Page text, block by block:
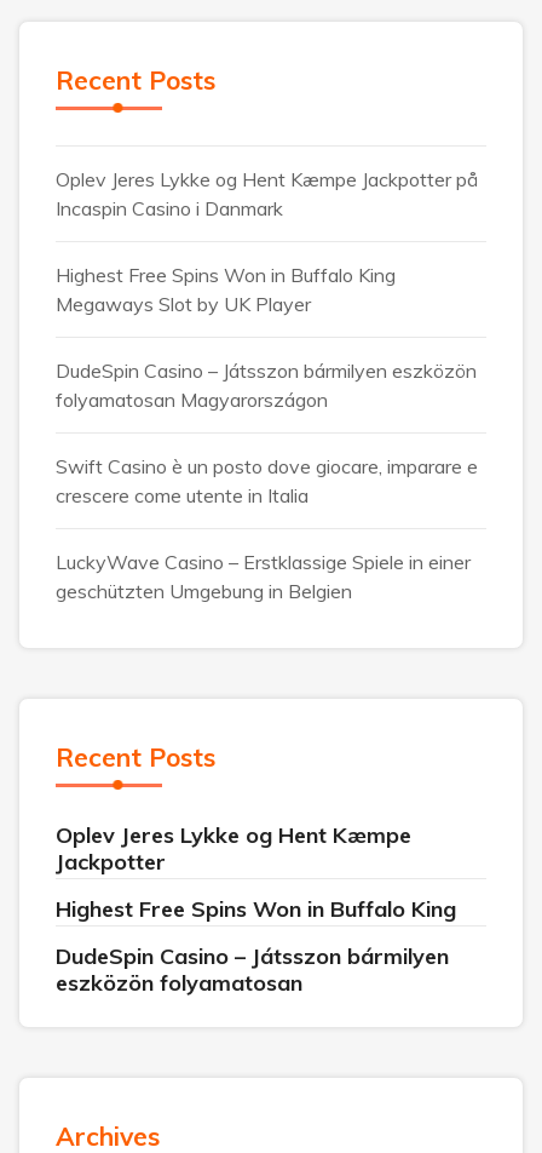
Recent Posts
Oplev Jeres Lykke og Hent Kæmpe Jackpotter på
Incaspin Casino i Danmark
Highest Free Spins Won in Buffalo King
Megaways Slot by UK Player
DudeSpin Casino – Játsszon bármilyen eszközön
folyamatosan Magyarországon
Swift Casino è un posto dove giocare, imparare e
crescere come utente in Italia
LuckyWave Casino – Erstklassige Spiele in einer
geschützten Umgebung in Belgien
Recent Posts
Oplev Jeres Lykke og Hent Kæmpe
Jackpotter
Highest Free Spins Won in Buffalo King
DudeSpin Casino – Játsszon bármilyen
eszközön folyamatosan
Archives